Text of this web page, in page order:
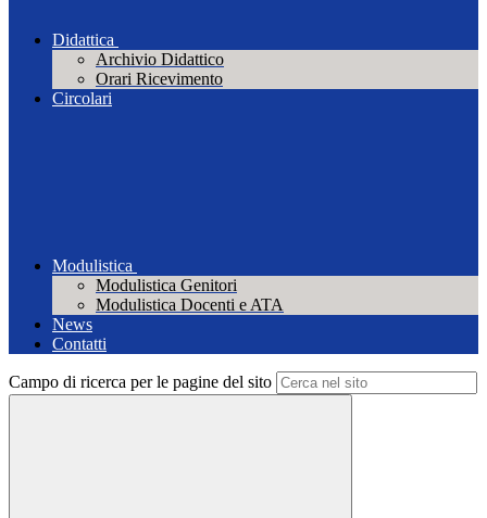
Didattica
Archivio Didattico
Orari Ricevimento
Circolari
Modulistica
Modulistica Genitori
Modulistica Docenti e ATA
News
Contatti
Campo di ricerca per le pagine del sito